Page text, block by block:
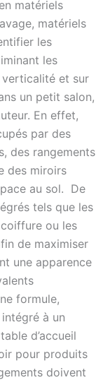
matériels
matériels
les
les
et sur
un petit salon,
En effet,
par des
des rangements
des miroirs
au sol. De
tels que les
ou les
de maximiser
une apparence
formule,
à un
d’accueil
pour produits
doivent